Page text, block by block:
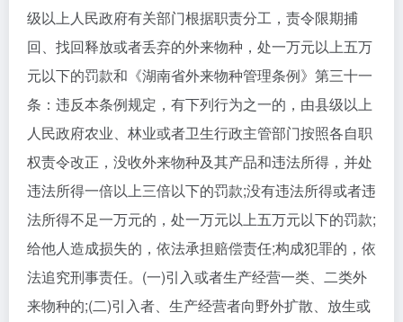
级以上人民政府有关部门根据职责分工，责令限期捕
回、找回释放或者丢弃的外来物种，处一万元以上五万
元以下的罚款和《湖南省外来物种管理条例》第三十一
条：违反本条例规定，有下列行为之一的，由县级以上
人民政府农业、林业或者卫生行政主管部门按照各自职
权责令改正，没收外来物种及其产品和违法所得，并处
违法所得一倍以上三倍以下的罚款;没有违法所得或者违
法所得不足一万元的，处一万元以上五万元以下的罚款;
给他人造成损失的，依法承担赔偿责任;构成犯罪的，依
法追究刑事责任。(一)引入或者生产经营一类、二类外
来物种的;(二)引入者、生产经营者向野外扩散、放生或